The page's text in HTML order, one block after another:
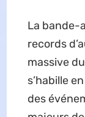
La bande-
records
massive
s’habille
des